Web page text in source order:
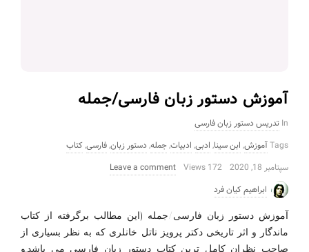
آموزش دستور زبان فارسی/جمله
In تدریس دستور زبان فارسی
Tagsآموزش, ابن سینا, ادبی, ادبیات,جمله,دستور زبان,فارسی, کتاب
سپتامبر 18, 2020
172 Views
Leave a comment
ابراهیم کیان فرد
آموزش دستور زبان فارسی/جمله (این مطالب برگرفته از کتاب
ماندگار و اثر تاریخی دکتر پرویز ناتل خانلری که به نظر بسیاری از
صاحب نظران کامل ترین کتاب دستور زبان فارسی می باشد.و